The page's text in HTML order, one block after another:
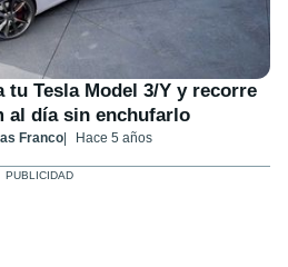
tu Tesla Model 3/Y y recorre
al día sin enchufarlo
Franco Hace 5 años